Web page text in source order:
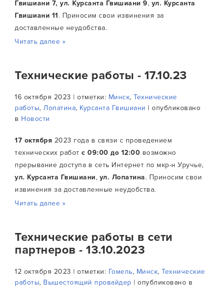
Гвишиани 7, ул. Курсанта Гвишиани 9, ул. Курсанта
Гвишиани 11. Приносим свои извинения за
доставленные неудобства.
Читать далее »
Технические работы - 17.10.23
16 октября 2023 | отметки: Минск, Технические
работы, Лопатина, Курсанта Гвишиани | опубликовано
в Новости
17 октября 2023 года в связи с проведением
технических работ с 09:00 до 12:00 возможно
прерывание доступа в сеть Интернет по мкр-н Уручье,
ул. Курсанта Гвишиани, ул. Лопатина. Приносим свои
извинения за доставленные неудобства.
Читать далее »
Технические работы в сети
партнеров - 13.10.2023
12 октября 2023 | отметки: Гомель, Минск, Технические
работы, Вышестоящий провайдер | опубликовано в